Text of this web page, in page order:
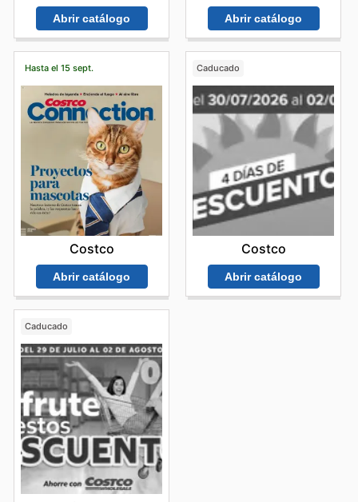
Abrir catálogo Abrir catálogo
Hasta el 15 sept.
Costco
Abrir catálogo
Caducado
Costco
Abrir catálogo
Caducado